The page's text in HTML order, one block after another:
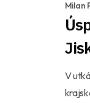
Milan
V